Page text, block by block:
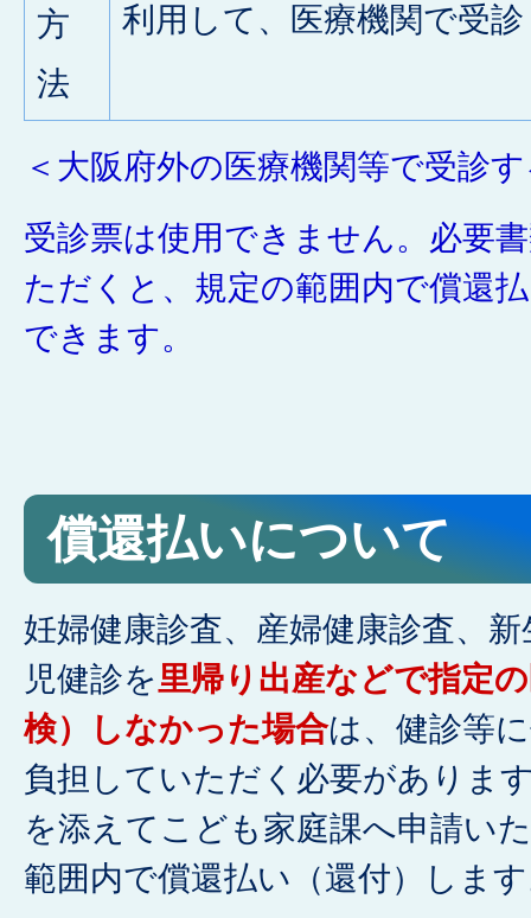
方
法
利用して、医療機関で受
＜大阪府外の医療機関等で受診
受診票は使用できません。必要
ただくと、規定の範囲内で償還
できます。
償還払いについて
妊婦健康診査、産婦健康診査、
児健診を里帰り出産などで指定
検）しなかった場合は、健診等
負担していただく必要がありま
を添えてこども家庭課へ申請い
範囲内で償還払い（還付）しま